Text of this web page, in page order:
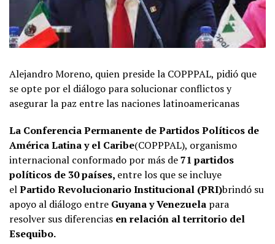
Alejandro Moreno, quien preside la COPPPAL, pidió que
se opte por el diálogo para solucionar conflictos y
asegurar la paz entre las naciones latinoamericanas
La Conferencia Permanente de Partidos Políticos de
América Latina y el Caribe(COPPPAL), organismo
internacional conformado por más de71 partidos
políticos de 30 países, entre los que se incluye
elPartido Revolucionario Institucional (PRI)brindó su
apoyo al diálogo entre Guyana y Venezuela para
resolver sus diferencias en relación al territorio del
Esequibo.